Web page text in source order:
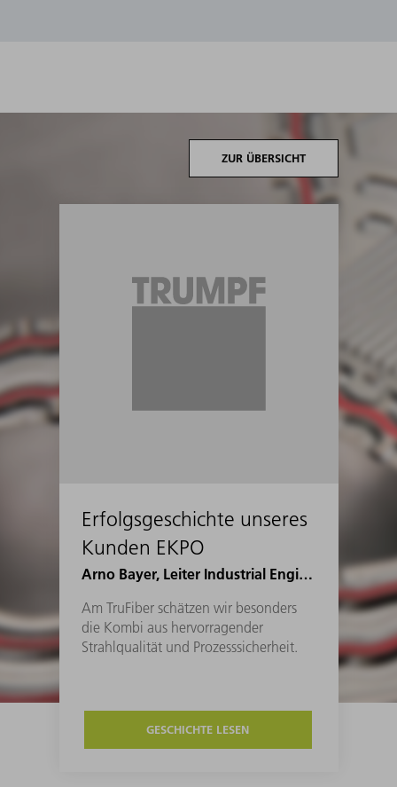
ZUR ÜBERSICHT
Erfolgsgeschichte unseres
Kunden EKPO
Arno Bayer, Leiter Industrial Engineering Joining bei EKPO
Am TruFiber schätzen wir besonders
die Kombi aus hervorragender
Strahlqualität und Prozesssicherheit.
GESCHICHTE LESEN